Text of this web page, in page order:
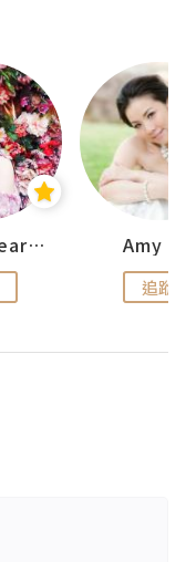
BeautySearch Amy
追蹤